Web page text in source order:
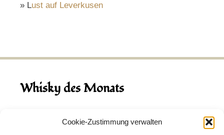
Cookie-Zustimmung verwalten
» Lust auf Leverkusen
Whisky des Monats
August 2026